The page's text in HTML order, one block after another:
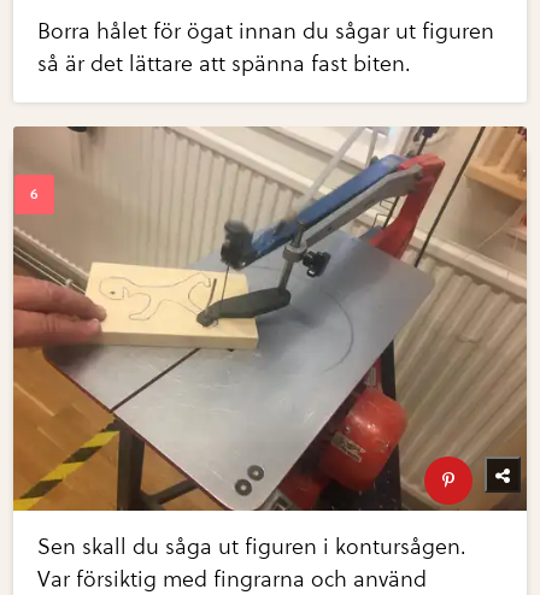
Borra hålet för ögat innan du sågar ut figuren
så är det lättare att spänna fast biten.
Sen skall du såga ut figuren i kontursågen.
Var försiktig med fingrarna och använd